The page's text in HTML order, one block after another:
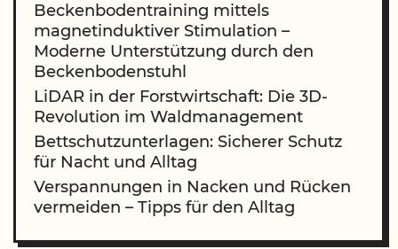
Beckenbodentraining mittels
magnetinduktiver Stimulation –
Moderne Unterstützung durch den
Beckenbodenstuhl
LiDAR in der Forstwirtschaft: Die 3D-
Revolution im Waldmanagement
Bettschutzunterlagen: Sicherer Schutz
für Nacht und Alltag
Verspannungen in Nacken und Rücken
vermeiden – Tipps für den Alltag